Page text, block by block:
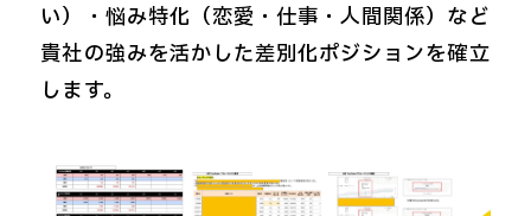
い）・悩み特化（恋愛・仕事・人間関係）など
貴社の強みを活かした差別化ポジションを確立
します。